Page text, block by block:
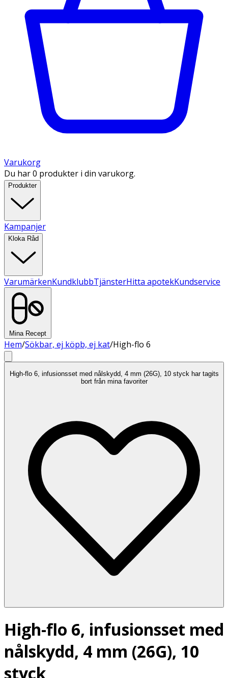
Varukorg
Du har 0 produkter i din varukorg.
Produkter
Kampanjer
Kloka Råd
VarumärkenKundklubbTjänsterHitta apotekKundservice
Mina Recept
Hem/Sökbar, ej köpb, ej kat/High-flo 6
High-flo 6, infusionsset med nålskydd, 4 mm (26G), 10 styck har tagits
bort från mina favoriter
High-flo 6, infusionsset med
nålskydd, 4 mm (26G), 10
styck